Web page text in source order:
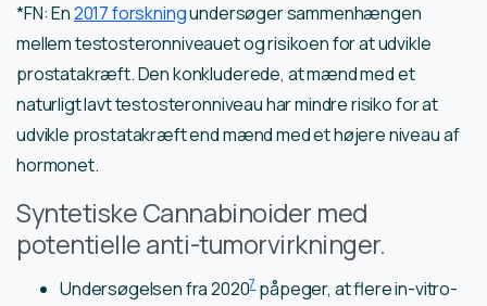
*FN: En2017 forskningundersøger sammenhængen
mellem testosteronniveauet og risikoen for at udvikle
prostatakræft. Den konkluderede, at mænd med et
naturligt lavt testosteronniveau har mindre risiko for at
udvikle prostatakræft end mænd med et højere niveau af
hormonet.
Syntetiske Cannabinoider med
potentielle anti-tumorvirkninger.
Undersøgelsen fra 20207påpeger, at flere in-vitro-